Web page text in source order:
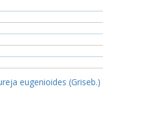
eugenioides (Griseb.)